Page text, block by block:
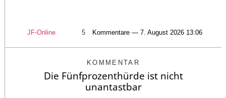
JF-Online 5 Kommentare — 7. August 2026 13:06
KOMMENTAR
Die Fünfprozenthürde ist nicht
unantastbar